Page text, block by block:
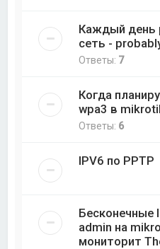
Каждый день
сеть -
Ответы: 7
Когда
wpa3 в
Ответы: 6
IPV6 по PPTP
Бесконечные
admin на
мониторит